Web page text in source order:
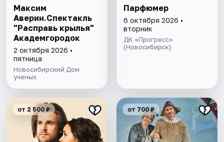
Максим
Аверин.Спектакль
"Расправь крылья"
Академгородок
2 октября 2026 •
пятница
Новосибирский Дом
ученых
Парфюмер
6 октября 2026 •
вторник
ДК «Прогресс»
(Новосибирск)
от 2 500 ₽ от 700 ₽